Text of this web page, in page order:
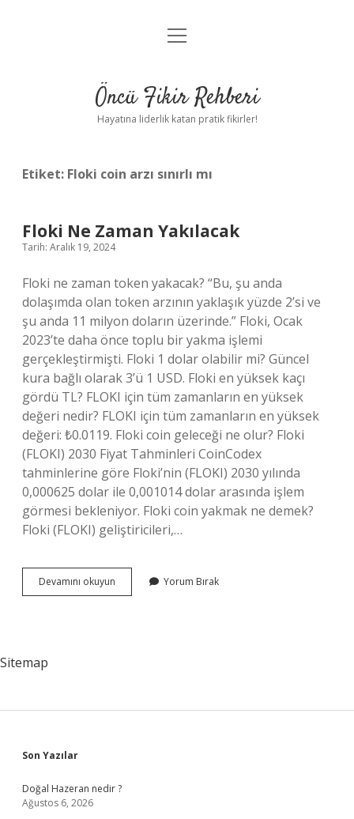
Anasayfa
Yasal Uyarı
menüyü
Öncü Fikir Rehberi
Hayatına liderlik katan pratik fikirler!
Etiket: Floki coin arzı sınırlı mı
Floki Ne Zaman Yakılacak
Tarih: Aralık 19, 2024
Floki ne zaman token yakacak? “Bu, şu anda
dolaşımda olan token arzının yaklaşık yüzde 2’si ve
şu anda 11 milyon doların üzerinde.” Floki, Ocak
2023’te daha önce toplu bir yakma işlemi
gerçekleştirmişti. Floki 1 dolar olabilir mi? Güncel
kura bağlı olarak 3’ü 1 USD. Floki en yüksek kaçı
gördü TL? FLOKI için tüm zamanların en yüksek
değeri nedir? FLOKI için tüm zamanların en yüksek
değeri: ₺0.0119. Floki coin geleceği ne olur? Floki
(FLOKI) 2030 Fiyat Tahminleri CoinCodex
tahminlerine göre Floki’nin (FLOKI) 2030 yılında
0,000625 dolar ile 0,001014 dolar arasında işlem
görmesi bekleniyor. Floki coin yakmak ne demek?
Floki (FLOKI) geliştiricileri,…
Devamını okuyun
Ne
Yorum Bırak
Sitemap
Sidebar
Son Yazılar
Doğal Hazeran nedir ?
Ağustos 6, 2026